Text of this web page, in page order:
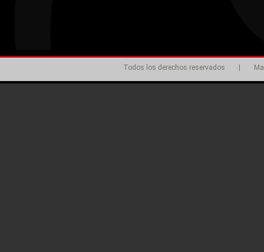
Todos los derechos reservados